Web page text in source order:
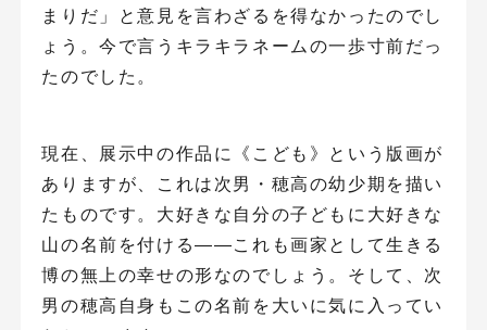
まりだ」と意見を言わざるを得なかったのでし
ょう。今で言うキラキラネームの一歩寸前だっ
たのでした。
現在、展示中の作品に《こども》という版画が
ありますが、これは次男・穂高の幼少期を描い
たものです。大好きな自分の子どもに大好きな
山の名前を付ける――これも画家として生きる
博の無上の幸せの形なのでしょう。そして、次
男の穂高自身もこの名前を大いに気に入ってい